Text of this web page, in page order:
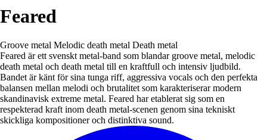
Feared
Groove metal Melodic death metal Death metal
Feared är ett svenskt metal-band som blandar groove metal, melodic
death metal och death metal till en kraftfull och intensiv ljudbild.
Bandet är känt för sina tunga riff, aggressiva vocals och den perfekta
balansen mellan melodi och brutalitet som karakteriserar modern
skandinavisk extreme metal. Feared har etablerat sig som en
respekterad kraft inom death metal-scenen genom sina tekniskt
skickliga kompositioner och distinktiva sound.